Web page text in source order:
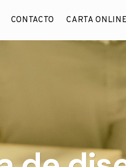
CONTACTO CARTA ONLINE